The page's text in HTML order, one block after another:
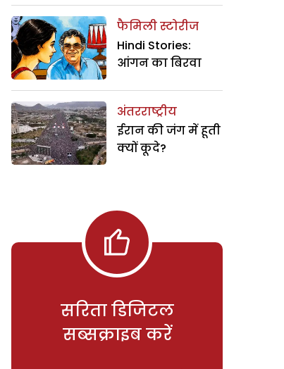
फैमिली स्टोरीज
Hindi Stories:
आंगन का बिरवा
अंतरराष्ट्रीय
ईरान की जंग में हूती
क्यों कूदे?
सरिता डिजिटल
सब्सक्राइब करें